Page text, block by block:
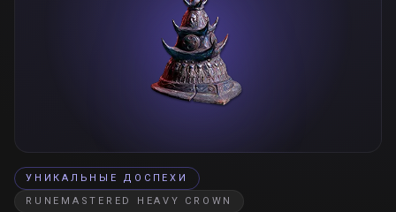
УНИКАЛЬНЫЕ ДОСПЕХИ
RUNEMASTERED HEAVY CROWN